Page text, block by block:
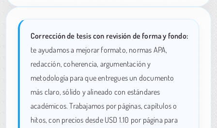
Corrección de tesis con revisión de forma y fondo:
te ayudamos a mejorar formato, normas APA,
redacción, coherencia, argumentación y
metodología para que entregues un documento
más claro, sólido y alineado con estándares
académicos. Trabajamos por páginas, capítulos o
hitos, con precios desde USD 1.10 por página para